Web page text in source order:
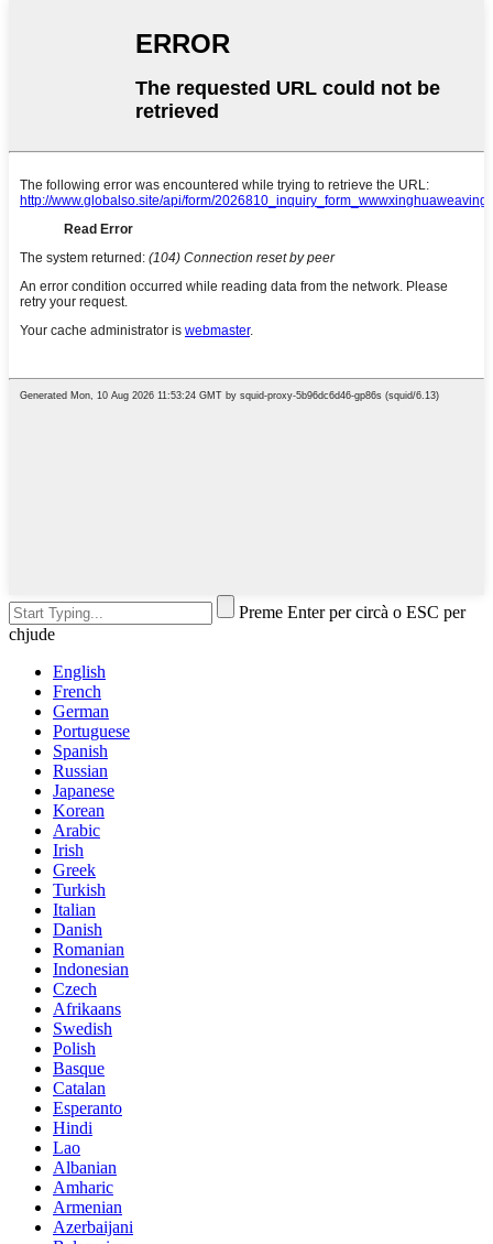
Preme Enter per circà o ESC per
chjude
English
French
German
Portuguese
Spanish
Russian
Japanese
Korean
Arabic
Irish
Greek
Turkish
Italian
Danish
Romanian
Indonesian
Czech
Afrikaans
Swedish
Polish
Basque
Catalan
Esperanto
Hindi
Lao
Albanian
Amharic
Armenian
Azerbaijani